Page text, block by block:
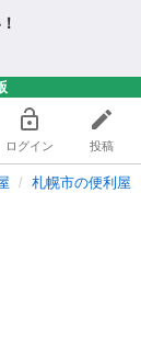
ログイン 投稿
札幌市の便利屋